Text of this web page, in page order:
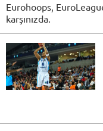
Eurohoops,
karşınızda.